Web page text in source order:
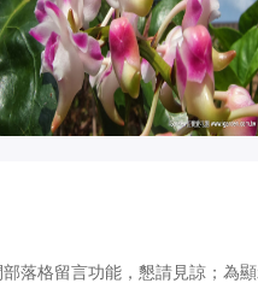
落格留言功能，懇請見諒；為